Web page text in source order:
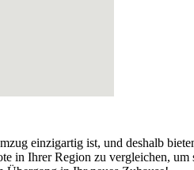
einzigartig ist, und deshalb
in Ihrer Region zu vergleichen,